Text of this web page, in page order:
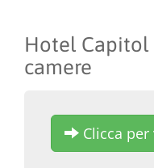
Hotel Capitol
camere
Clicca